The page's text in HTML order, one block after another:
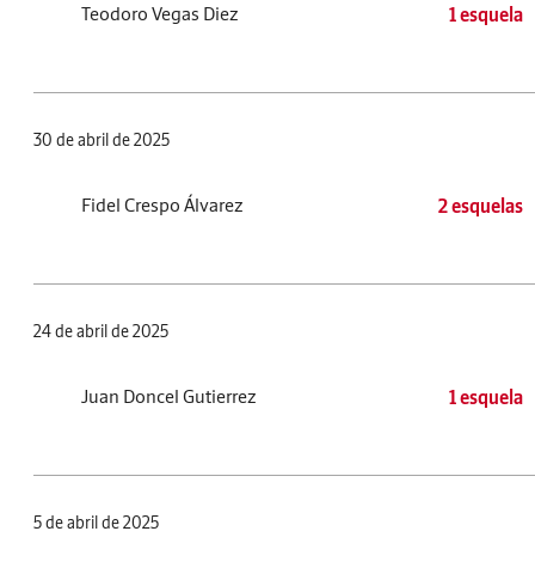
Teodoro Vegas Diez 1 esquela
30 de abril de 2025
Fidel Crespo Álvarez 2 esquelas
24 de abril de 2025
Juan Doncel Gutierrez 1 esquela
5 de abril de 2025